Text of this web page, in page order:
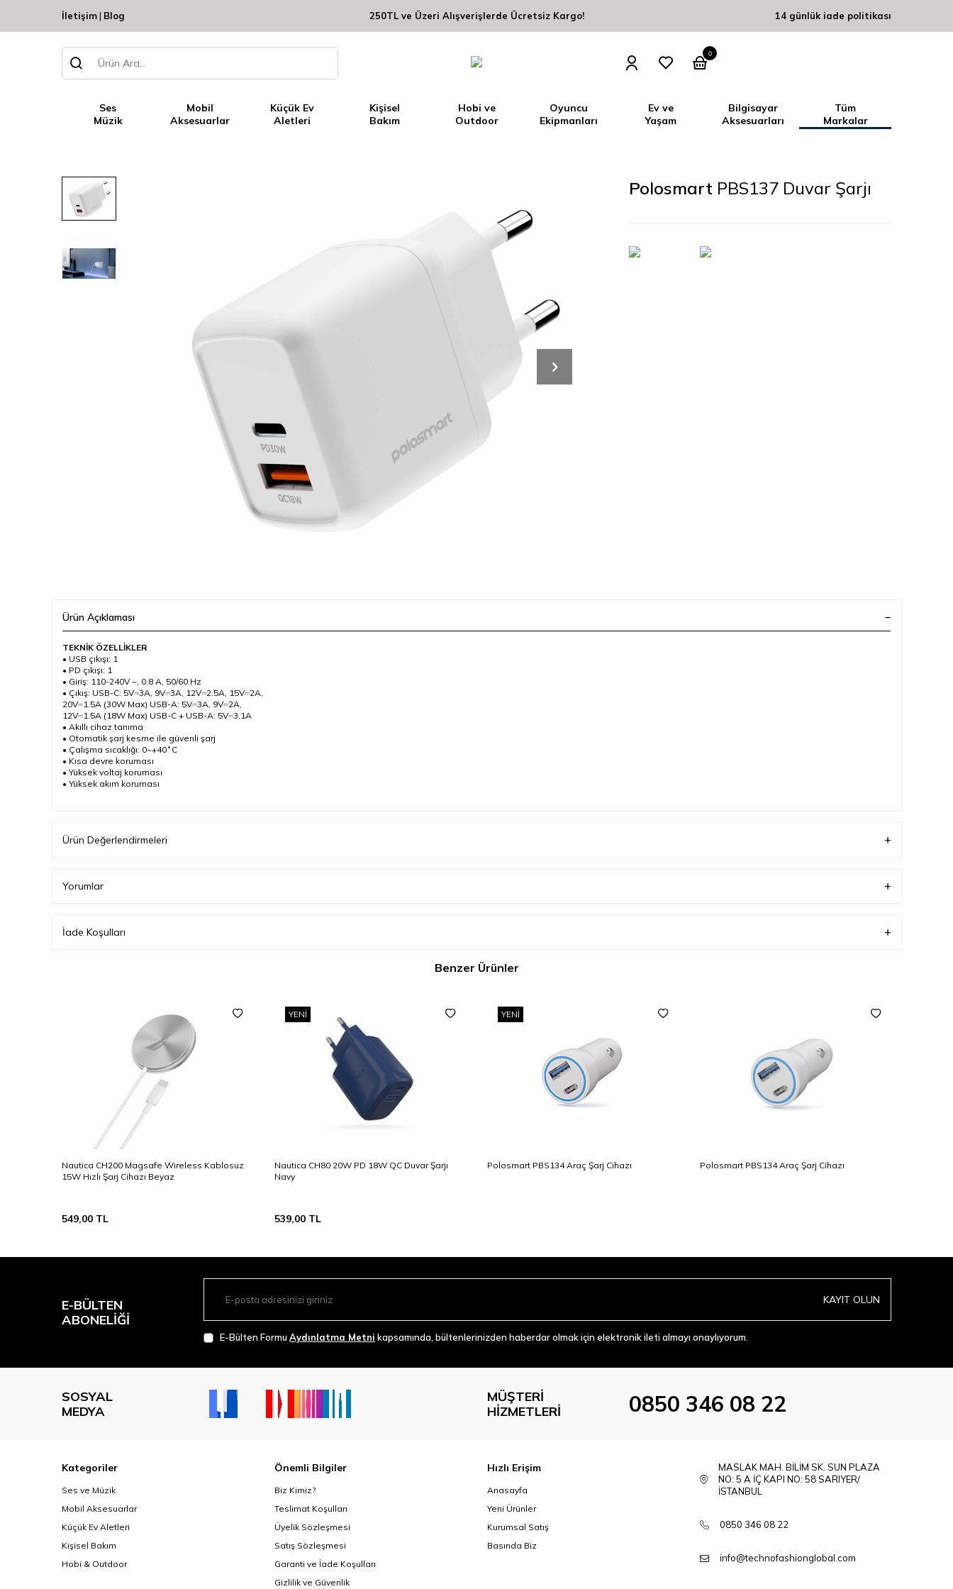
İletişim| Blog 250TL ve Üzeri Alışverişlerde Ücretsiz Kargo! 14 günlük iade politikası
0
Ses
Müzik
Mobil
Aksesuarlar
Küçük Ev
Aletleri
Kişisel
Bakım
Hobi ve
Outdoor
Oyuncu
Ekipmanları
Ev ve
Yaşam
Bilgisayar
Aksesuarları
Tüm
Markalar
Polosmart PBS137 Duvar Şarjı
Ürün Açıklaması
TEKNİK ÖZELLİKLER
• USB çıkışı: 1
• PD çıkışı: 1
• Giriş: 110-240V ~, 0.8 A, 50/60 Hz
• Çıkış: USB-C: 5V⎓3A, 9V⎓3A, 12V⎓2.5A, 15V⎓2A,
20V⎓1.5A (30W Max) USB-A: 5V⎓3A, 9V⎓2A,
12V⎓1.5A (18W Max) USB-C + USB-A: 5V⎓3.1A
• Akıllı cihaz tanıma
• Otomatik şarj kesme ile güvenli şarj
• Çalışma sıcaklığı: 0~+40˚C
• Kısa devre koruması
• Yüksek voltaj koruması
• Yüksek akım koruması
Ürün Değerlendirmeleri
Yorumlar
İade Koşulları
Benzer Ürünler
Nautica CH200 Magsafe Wireless Kablosuz
15W Hızlı Şarj Cihazı Beyaz
549,00 TL
YENI
Nautica CH80 20W PD 18W QC Duvar Şarjı
Navy
539,00 TL
YENI
Polosmart PBS134 Araç Şarj Cihazı Polosmart PBS134 Araç Şarj Cihazı
E-BÜLTEN
ABONELIĞI
KAYIT OLUN
E-Bülten Formu Aydınlatma Metni kapsamında, bültenlerinizden haberdar olmak için elektronik ileti almayı onaylıyorum.
SOSYAL
MEDYA
MÜŞTERI
HIZMETLERI
0850 346 08 22
Kategoriler
Ses ve Müzik
Mobil Aksesuarlar
Küçük Ev Aletleri
Kişisel Bakım
Hobi & Outdoor
Önemli Bilgiler
Biz Kimiz?
Teslimat Koşulları
Üyelik Sözleşmesi
Satış Sözleşmesi
Garanti ve İade Koşulları
Gizlilik ve Güvenlik
Hızlı Erişim
Anasayfa
Yeni Ürünler
Kurumsal Satış
Basında Biz
MASLAK MAH. BİLİM SK. SUN PLAZA
NO: 5 A İÇ KAPI NO: 58 SARIYER/
İSTANBUL
0850 346 08 22
info@technofashionglobal.com